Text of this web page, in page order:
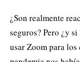
¿Son realmente
seguros? Pero ¿y
usar Zoom para